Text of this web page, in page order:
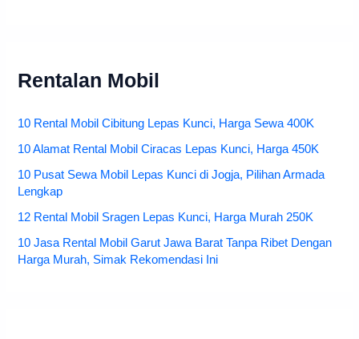
Rentalan Mobil
10 Rental Mobil Cibitung Lepas Kunci, Harga Sewa 400K
10 Alamat Rental Mobil Ciracas Lepas Kunci, Harga 450K
10 Pusat Sewa Mobil Lepas Kunci di Jogja, Pilihan Armada
Lengkap
12 Rental Mobil Sragen Lepas Kunci, Harga Murah 250K
10 Jasa Rental Mobil Garut Jawa Barat Tanpa Ribet Dengan
Harga Murah, Simak Rekomendasi Ini